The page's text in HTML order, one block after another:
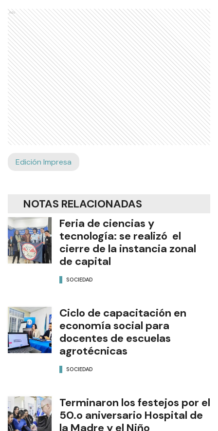
Ads
Edición Impresa
NOTAS RELACIONADAS
Feria de ciencias y
tecnología: se realizó el
cierre de la instancia zonal
de capital
SOCIEDAD
Ciclo de capacitación en
economía social para
docentes de escuelas
agrotécnicas
SOCIEDAD
Terminaron los festejos por el
50.o aniversario Hospital de
la Madre y el Niño